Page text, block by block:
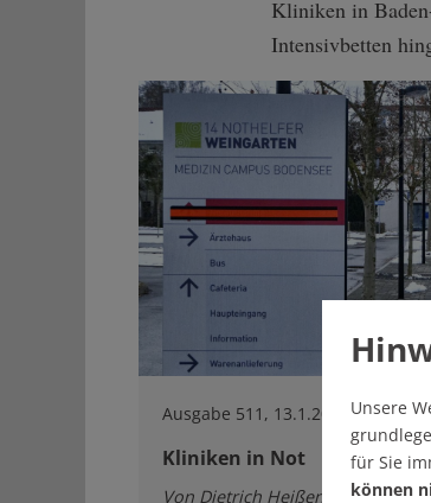
Kliniken in
Intensivbetten
Ausgabe 511, 13.1.2021
Kliniken in Not
Von Dietrich Heißenbüttel
Unsere
für Sie
können